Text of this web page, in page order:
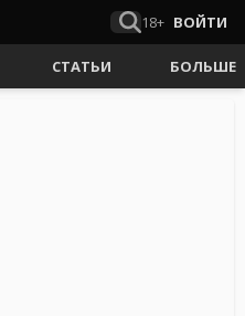
18+ ВОЙТИ
СТАТЬИ БОЛЬШЕ